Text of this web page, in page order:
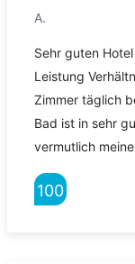
A.
Sehr guten
Leistung
Zimmer täglich
Bad ist in sehr
vermutlich
100